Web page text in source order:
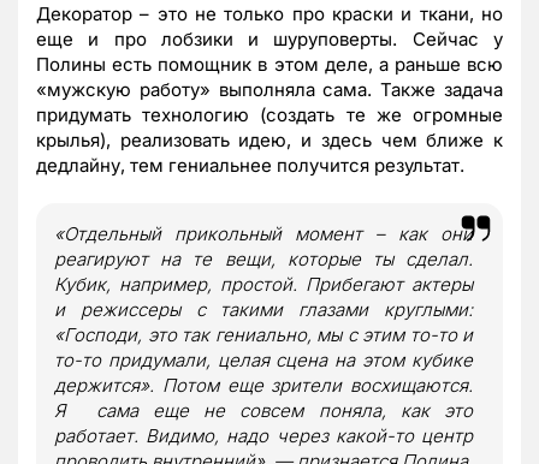
Декоратор – это не только про краски и ткани, но
еще и про лобзики и шуруповерты. Сейчас у
Полины есть помощник в этом деле, а раньше всю
«мужскую работу» выполняла сама. Также задача
придумать технологию (создать те же огромные
крылья), реализовать идею, и здесь чем ближе к
дедлайну, тем гениальнее получится результат.
«Отдельный прикольный момент – как они
реагируют на те вещи, которые ты сделал.
Кубик, например, простой. Прибегают актеры
и режиссеры с такими глазами круглыми:
«Господи, это так гениально, мы с этим то-то и
то-то придумали, целая сцена на этом кубике
держится». Потом еще зрители восхищаются.
Я сама еще не совсем поняла, как это
работает. Видимо, надо через какой-то центр